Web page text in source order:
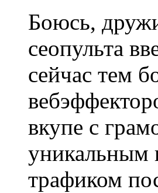
Боюсь,
сеопульта
сейчас тем
вкупе с
уникальным
трафиком